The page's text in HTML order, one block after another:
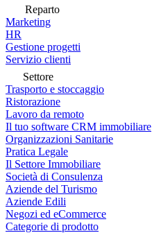
Reparto
Marketing
HR
Gestione progetti
Servizio clienti
Settore
Trasporto e stoccaggio
Ristorazione
Lavoro da remoto
Il tuo software CRM immobiliare
Organizzazioni Sanitarie
Pratica Legale
Il Settore Immobiliare
Società di Consulenza
Aziende del Turismo
Aziende Edili
Negozi ed eCommerce
Categorie di prodotto